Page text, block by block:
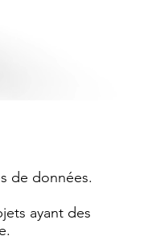
de données.
ayant des